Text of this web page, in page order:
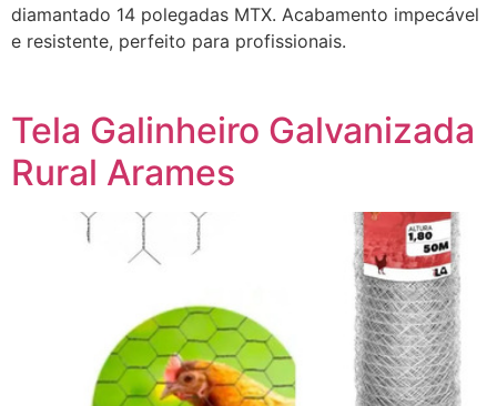
diamantado 14 polegadas MTX. Acabamento impecável
e resistente, perfeito para profissionais.
Tela Galinheiro Galvanizada
Rural Arames